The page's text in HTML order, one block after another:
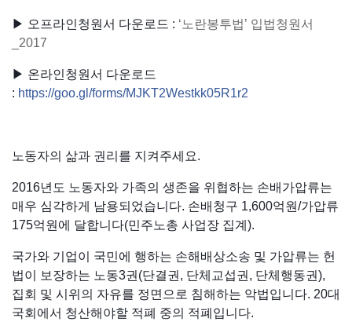
▶ 오프라인청원서 다운로드 : ‘노란봉투법’ 입법청원서
_2017
▶ 온라인청원서 다운로드
: https://goo.gl/forms/MJKT2Westkk05R1r2
노동자의 삶과 권리를 지켜주세요.
2016년도 노동자와 가족의 생존을 위협하는 손배가압류는
매우 심각하게 남용되었습니다. 손배청구 1,600억원/가압류
175억원에 달합니다(민주노총 사업장 집계).
국가와 기업이 국민에 행하는 손해배상소송 및 가압류는 헌
법이 보장하는 노동3권(단결권, 단체교섭권, 단체행동권),
집회 및 시위의 자유를 정면으로 침해하는 악법입니다. 20대
국회에서 청산해야할 적폐 중의 적폐입니다.